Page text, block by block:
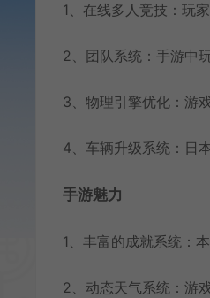
1、在线多人竞技：玩
2、团队系统：手游中
3、物理引擎优化：游
4、车辆升级系统：日
手游魅力
1、丰富的成就系统：
2、动态天气系统：游